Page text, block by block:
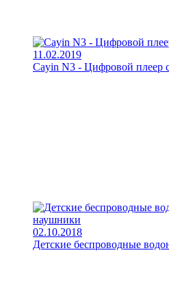
11.02.2019
Cayin N3 - Цифровой
02.10.2018
Детские беспроводные